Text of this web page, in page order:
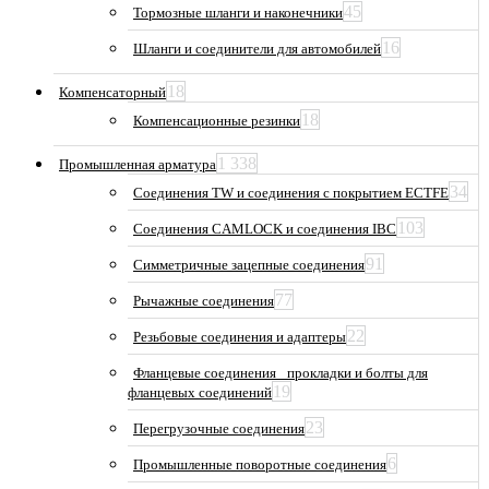
Тормозные шланги и наконечники45
Шланги и соединители для автомобилей 16
Компенсаторный 18
Компенсационные резинки 18
Промышленная арматура 1 338
Соединения TW и соединения с покрытием ECTFE34
Соединения CAMLOCK и соединения IBC 103
Симметричные зацепные соединения91
Рычажные соединения77
Резьбовые соединения и адаптеры22
Фланцевые соединения_ прокладки и болты для
фланцевых соединений 19
Перегрузочные соединения23
Промышленные поворотные соединения6